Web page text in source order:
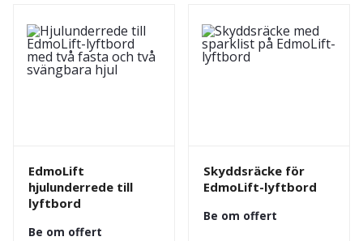
EdmoLift
hjulunderrede till
lyftbord
Be om offert
Skyddsräcke för
EdmoLift-lyftbord
Be om offert